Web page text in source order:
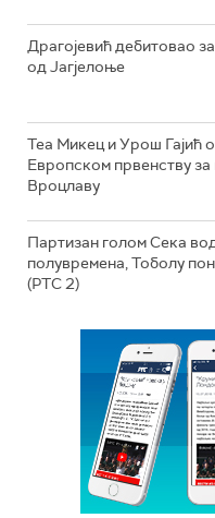
Драгојевић дебитовао
од Јагјелоње
Теа Микец и Урош Гајић
Европском првенству
Вроцлаву
Партизан голом Сека
полувремена, Тоболу
(РТС 2)